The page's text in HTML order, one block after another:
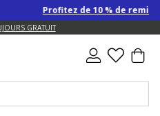
Profitez de 10 % de remise
GRATUIT